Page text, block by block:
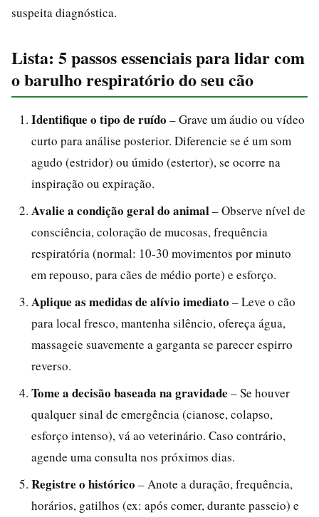
suspeita diagnóstica.
Lista: 5 passos essenciais para lidar com
o barulho respiratório do seu cão
Identifique o tipo de ruído – Grave um áudio ou vídeo
curto para análise posterior. Diferencie se é um som
agudo (estridor) ou úmido (estertor), se ocorre na
inspiração ou expiração.
Avalie a condição geral do animal– Observe nível de
consciência, coloração de mucosas, frequência
respiratória (normal: 10-30 movimentos por minuto
em repouso, para cães de médio porte) e esforço.
Aplique as medidas de alívio imediato – Leve o cão
para local fresco, mantenha silêncio, ofereça água,
massageie suavemente a garganta se parecer espirro
reverso.
Tome a decisão baseada na gravidade – Se houver
qualquer sinal de emergência (cianose, colapso,
esforço intenso), vá ao veterinário. Caso contrário,
agende uma consulta nos próximos dias.
Registre o histórico – Anote a duração, frequência,
horários, gatilhos (ex: após comer, durante passeio) e